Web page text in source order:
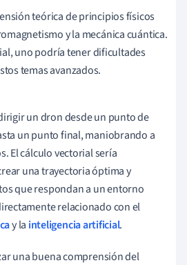
teórica de principios físicos
y la mecánica cuántica.
uno podría tener dificultades
temas avanzados.
un dron desde un punto de
un punto final, maniobrando a
El cálculo vectorial sería
una trayectoria óptima y
que respondan a un entorno
relacionado con el
y la inteligencia artificial.
una buena comprensión del